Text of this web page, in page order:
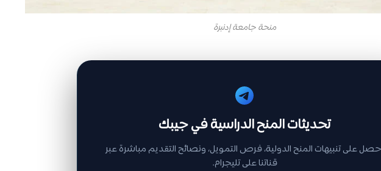
منحة جامعة إدنبرة
تحديثات المنح الدراسية في جيبك
على تنبيهات المنح الدولية، فرص التمويل، ونصائح التقديم مباشرة عبر
قناتنا على تليجرام.